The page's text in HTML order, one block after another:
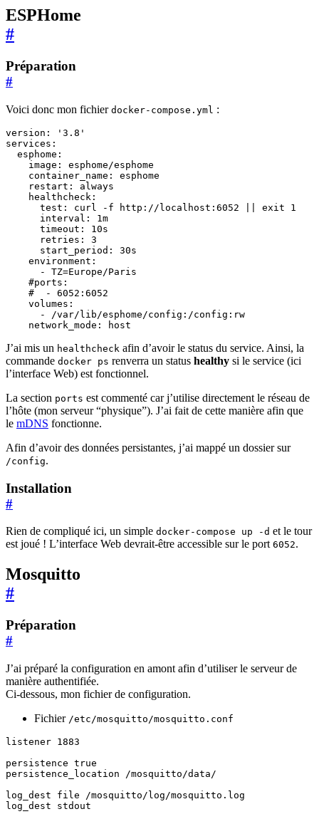
ESPHome
#
Préparation
#
Voici donc mon fichier docker-compose.yml :
version :
'3.8'
services :
esphome :
image :
esphome/esphome
container_name :
esphome
restart :
always
healthcheck :
test :
curl -f http://localhost:6052 || exit 1
interval :
1m
timeout :
10s
retries :
3
start_period :
30s
environment :
- TZ=Europe/Paris
#ports:
#  - 6052:6052
volumes :
-
/var/lib/esphome/config:/config:rw
network_mode : host
J’ai mis un healthcheck afin d’avoir le status du service. Ainsi, la
commande docker ps renverra un status healthy si le service (ici
l’interface Web) est fonctionnel.
La section ports est commenté car j’utilise directement le réseau de
l’hôte (mon serveur “physique”). J’ai fait de cette manière afin que
le mDNS fonctionne.
Afin d’avoir des données persistantes, j’ai mappé un dossier sur
/config.
Installation
#
Rien de compliqué ici, un simple docker-compose up -d et le tour
est joué ! L’interface Web devrait-être accessible sur le port 6052.
Mosquitto
#
Préparation
#
J’ai préparé la configuration en amont afin d’utiliser le serveur de
manière authentifiée.
Ci-dessous, mon fichier de configuration.
Fichier /etc/mosquitto/mosquitto.conf